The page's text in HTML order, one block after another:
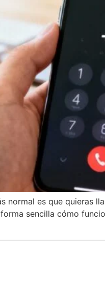
normal es que quieras
sencilla cómo